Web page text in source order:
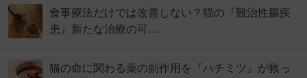
食事療法だけでは改善しない？猫の『難治性腸疾
患』新たな治療の可…
猫の命に関わる薬の副作用を『ハチミツ』が救っ